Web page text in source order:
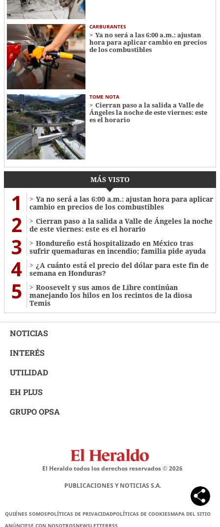
CARBURANTES
Ya no será a las 6:00 a.m.: ajustan
hora para aplicar cambio en precios
de los combustibles
TOME NOTA
Cierran paso a la salida a Valle de
Ángeles la noche de este viernes: este
es el horario
MÁS VISTO
1
Ya no será a las 6:00 a.m.: ajustan hora para aplicar
cambio en precios de los combustibles
2
Cierran paso a la salida a Valle de Ángeles la noche
de este viernes: este es el horario
3
Hondureño está hospitalizado en México tras
sufrir quemaduras en incendio; familia pide ayuda
4
¿A cuánto está el precio del dólar para este fin de
semana en Honduras?
5
Roosevelt y sus amos de Libre continúan
manejando los hilos en los recintos de la diosa
Temis
NOTICIAS
INTERÉS
UTILIDAD
EH PLUS
GRUPO OPSA
El Heraldo todos los derechos reservados ©2026
PUBLICACIONES Y NOTICIAS S.A.
QUIÉNES SOMOSPOLÍTICAS DE PRIVACIDADPOLÍTICAS DE COOKIESMAPA DEL SITIO